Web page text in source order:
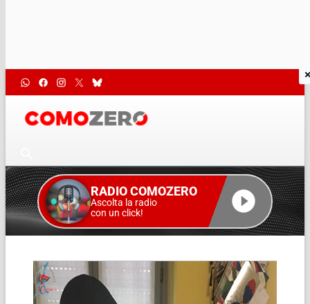
RADIO COMOZERO
Ascolta la radio
con un click!